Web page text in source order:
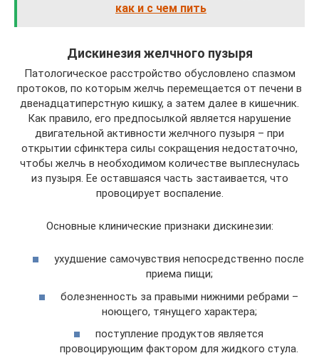
как и с чем пить
Дискинезия желчного пузыря
Патологическое расстройство обусловлено спазмом
протоков, по которым желчь перемещается от печени в
двенадцатиперстную кишку, а затем далее в кишечник.
Как правило, его предпосылкой является нарушение
двигательной активности желчного пузыря – при
открытии сфинктера силы сокращения недостаточно,
чтобы желчь в необходимом количестве выплеснулась
из пузыря. Ее оставшаяся часть застаивается, что
провоцирует воспаление.
Основные клинические признаки дискинезии:
ухудшение самочувствия непосредственно после
приема пищи;
болезненность за правыми нижними ребрами –
ноющего, тянущего характера;
поступление продуктов является
провоцирующим фактором для жидкого стула.